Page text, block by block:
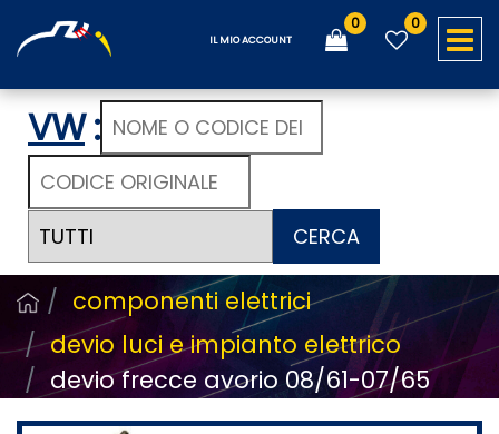
IL MIO ACCOUNT
0 0
VW:
CERCA
componenti elettrici
devio luci e impianto elettrico
devio frecce avorio 08/61-07/65